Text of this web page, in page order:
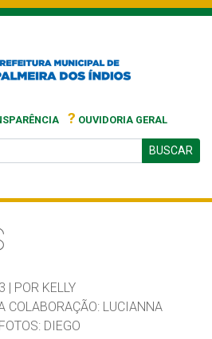
? OUVIDORIA GERAL
BUSCAR
| POR KELLY
COLABORAÇÃO: LUCIANNA
DIEGO